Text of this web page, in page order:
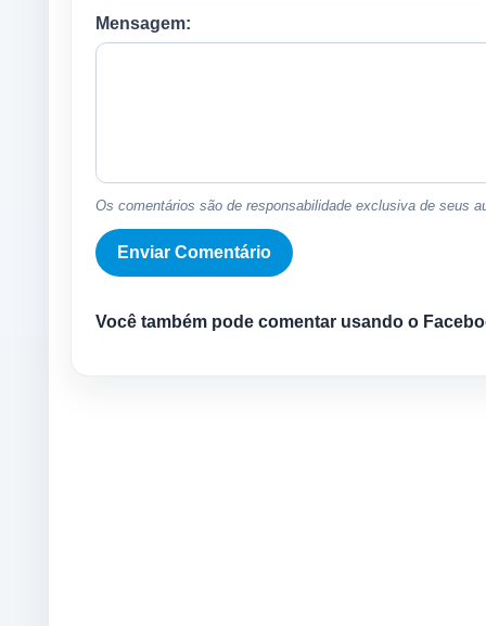
Mensagem:
Os comentários são de responsabilidade exclusiva de seus
Você também pode comentar usando o